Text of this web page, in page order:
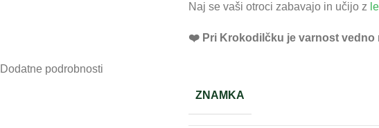
Naj se vaši otroci zabavajo in učijo z
❤️ ️Pri Krokodilčku je varnost vedno
Dodatne podrobnosti
ZNAMKA